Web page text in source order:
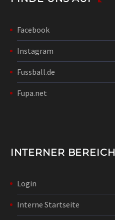
Facebook
Instagram
Fussball.de
Fupa.net
INTERNER BEREICH
Login
Interne Startseite